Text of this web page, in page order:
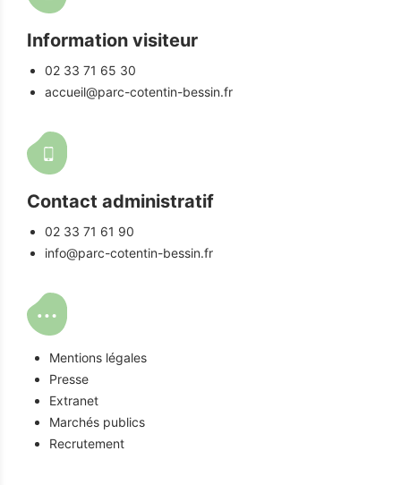
Information visiteur
02 33 71 65 30
accueil@parc-cotentin-bessin.fr
Contact administratif
02 33 71 61 90
info@parc-cotentin-bessin.fr
Mentions légales
Presse
Extranet
Marchés publics
Recrutement